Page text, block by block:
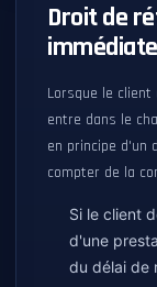
Droit de
immédiate
Lorsque le
entre dans le
en principe d'un
compter de la
Si le client
d'une
du délai de